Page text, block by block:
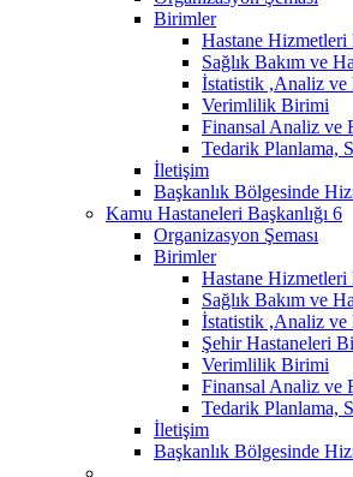
Birimler
Hastane
Sağlık Bakım ve
İstatistik ,Analiz ve
Verimlilik Birimi
Finansal Analiz ve
Tedarik Planlama,
İletişim
Başkanlık Bölgesinde
Kamu Hastaneleri Başkanlığı 6
Organizasyon Şeması
Birimler
Hastane
Sağlık Bakım ve
İstatistik ,Analiz ve
Şehir Hastaneleri
Verimlilik Birimi
Finansal Analiz ve
Tedarik Planlama,
İletişim
Başkanlık Bölgesinde